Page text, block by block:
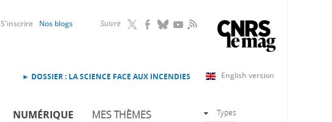
Suivre RSS
S'inscrire Nos blogs
English version
► DOSSIER : LA SCIENCE FACE AUX INCENDIES
NUMÉRIQUE MES THÈMES Types